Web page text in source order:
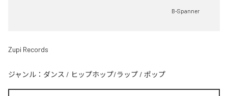
B-Spanner
Zupi Records
ジャンル： ダンス / ヒップホップ/ラップ / ポップ